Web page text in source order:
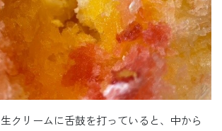
クリームに舌鼓を打っていると、中から